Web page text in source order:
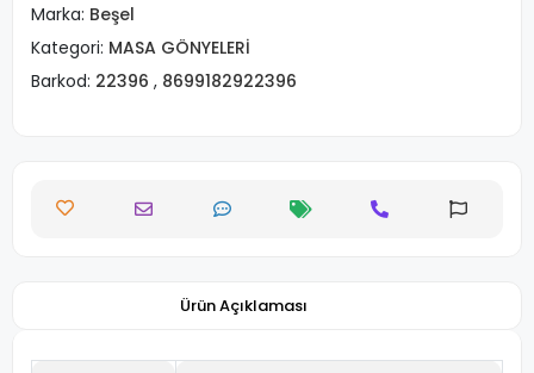
Marka: Beşel
Kategori: MASA GÖNYELERİ
Barkod: 22396 , 8699182922396
Ürün Açıklaması